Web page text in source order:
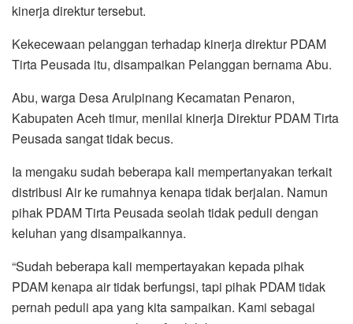
kinerja direktur tersebut.
Kekecewaan pelanggan terhadap kinerja direktur PDAM
Tirta Peusada itu, disampaikan Pelanggan bernama Abu.
Abu, warga Desa Arulpinang Kecamatan Penaron,
Kabupaten Aceh timur, menilai kinerja Direktur PDAM Tirta
Peusada sangat tidak becus.
Ia mengaku sudah beberapa kali mempertanyakan terkait
distribusi Air ke rumahnya kenapa tidak berjalan. Namun
pihak PDAM Tirta Peusada seolah tidak peduli dengan
keluhan yang disampaikannya.
“Sudah beberapa kali mempertayakan kepada pihak
PDAM kenapa air tidak berfungsi, tapi pihak PDAM tidak
pernah peduli apa yang kita sampaikan. Kami sebagai